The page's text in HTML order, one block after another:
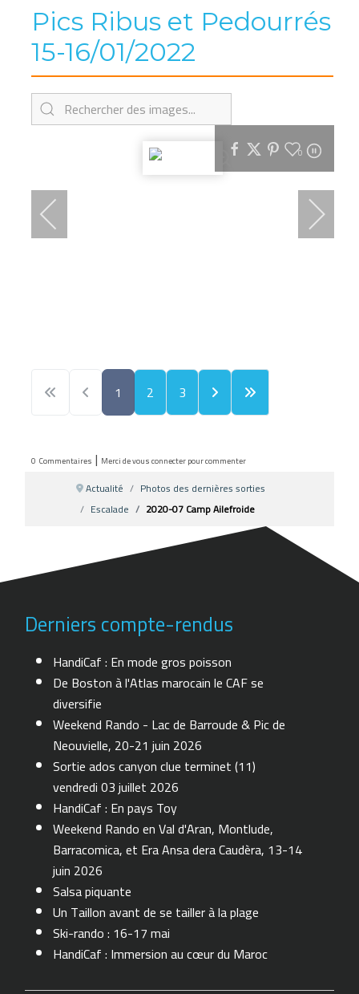
Pics Ribus et Pedourrés
15-16/01/2022
0
1 2 3
0 Commentaires | Merci de vous connecter pour commenter
Actualité
Photos des dernières sorties
Escalade
2020-07 Camp Ailefroide
Derniers compte-rendus
HandiCaf : En mode gros poisson
De Boston à l'Atlas marocain le CAF se
diversifie
Weekend Rando - Lac de Barroude & Pic de
Neouvielle, 20-21 juin 2026
Sortie ados canyon clue terminet (11)
vendredi 03 juillet 2026
HandiCaf : En pays Toy
Weekend Rando en Val d'Aran, Montlude,
Barracomica, et Era Ansa dera Caudèra, 13-14
juin 2026
Salsa piquante
Un Taillon avant de se tailler à la plage
Ski-rando : 16-17 mai
HandiCaf : Immersion au cœur du Maroc